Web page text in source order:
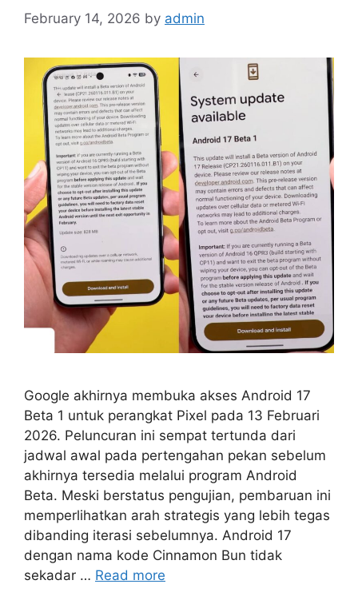
February 14, 2026 by admin
Google akhirnya membuka akses Android 17
Beta 1 untuk perangkat Pixel pada 13 Februari
2026. Peluncuran ini sempat tertunda dari
jadwal awal pada pertengahan pekan sebelum
akhirnya tersedia melalui program Android
Beta. Meski berstatus pengujian, pembaruan ini
memperlihatkan arah strategis yang lebih tegas
dibanding iterasi sebelumnya. Android 17
dengan nama kode Cinnamon Bun tidak
sekadar … Read more